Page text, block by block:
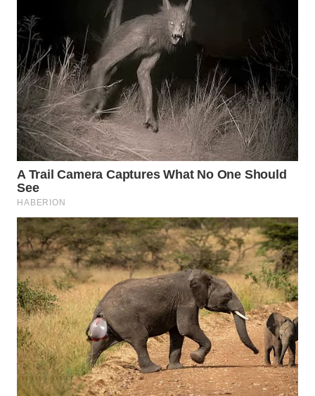
WN
LIKUPANG
WN
LABUANBAJO
WN
BORNEO
Wahana
Media
Group
WAHANA
NEWS
WAHANA
TANI
WAHANA
ADVOKAT